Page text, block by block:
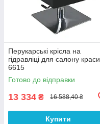
Перукарські крісла на
гідравліці для салону краси
6615
Готово до відправки
13 334 ₴ 16 588,40 ₴
Купити